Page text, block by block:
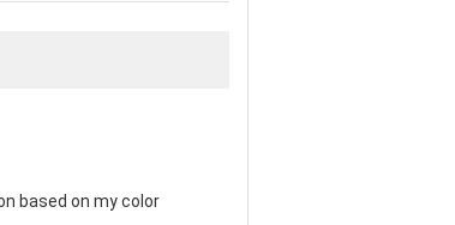
based on my color